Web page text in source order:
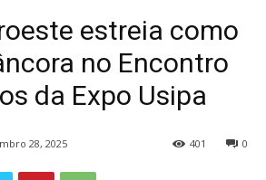
estreia como
no Encontro
da Expo Usipa
28, 2025 0
401